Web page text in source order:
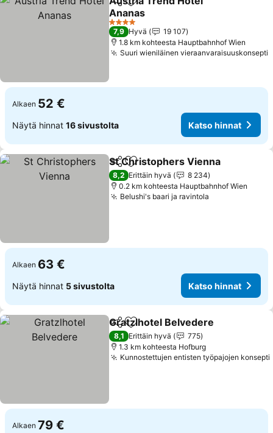
Jaa Lisää suosikkeihin
Ananas
Katso hinnat
4 Tähtiluokitus
7,9 Hyvä
19 107
1.8 km kohteesta Hauptbahnhof Wien
Suuri wieniläinen vieraanvaraisuuskonsepti
Alkaen 52 €
Näytä hinnat 16 sivustolta Katso hinnat
Jaa Lisää suosikkeihin
St Christophers Vienna
8,2 Erittäin hyvä
8 234
0.2 km kohteesta Hauptbahnhof Wien
Belushi's baari ja ravintola
Alkaen 63 €
Näytä hinnat 5 sivustolta Katso hinnat
Jaa Lisää suosikkeihin
Gratzlhotel Belvedere
8,1 Erittäin hyvä
775
1.3 km kohteesta Hofburg
Kunnostettujen entisten työpajojen konsepti
Alkaen 79 €